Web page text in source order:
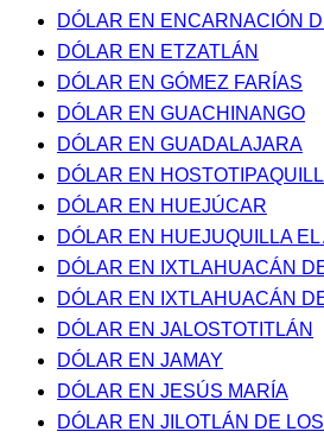
DÓLAR EN ENCARNACIÓN
DÓLAR EN ETZATLÁN
DÓLAR EN GÓMEZ FARÍAS
DÓLAR EN GUACHINANGO
DÓLAR EN GUADALAJARA
DÓLAR EN
DÓLAR EN HUEJÚCAR
DÓLAR EN HUEJUQUILLA EL
DÓLAR EN IXTLAHUACÁN
DÓLAR EN IXTLAHUACÁN
DÓLAR EN JALOSTOTITLÁN
DÓLAR EN JAMAY
DÓLAR EN JESÚS MARÍA
DÓLAR EN JILOTLÁN DE